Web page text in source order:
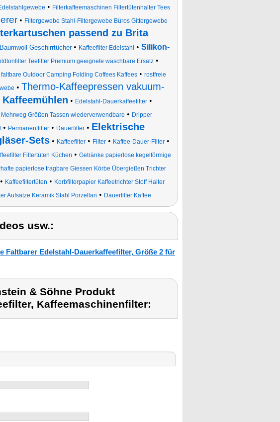
• Filterkaffeemaschinen Filtertütenhalter Tees
• Filtergewebe Stahl-Filtergewebe Büros Gittergewebe
passend zu Brita
Baumwoll-Geschirrtücher• Kaffeefilter Edelstahl • Silikon-
Teefilter Premium geeignete waschbare Ersatz •
Outdoor Camping Folding Coffees Kaffees • rostfreie
• Thermo-Kaffeepressen vakuum-
• Edelstahl-Dauerkaffeefilter •
Größen Tassen wiederverwendbare • Dripper
• Permanentfilter • Dauerfilter • Elektrische
Sets• Kaffeefilter• Filter• Kaffee-Dauer-Filter•
Filtertüten Küchen • Getränke papierlose kegelförmige
papierlose tragbare Giessen Körbe Übergießen Trichter
• Kaffeefiltertüten • Korbfilterpapier Kaffeetrichter Stoff Halter
Aufsätze Keramik Stahl Porzellan • Dauerfilter Kaffee
usw.:
Faltbarer Edelstahl-Dauerkaffeefilter, Größe 2 für
& Söhne Produkt
Kaffeemaschinenfilter: